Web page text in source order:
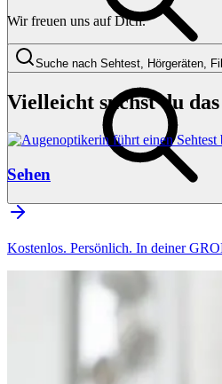
Wir freuen uns auf Dich.
Suche nach Sehtest, Hörgeräten,
Vielleicht suchst du
Sehen
Kostenlos. Persönlich. In deiner